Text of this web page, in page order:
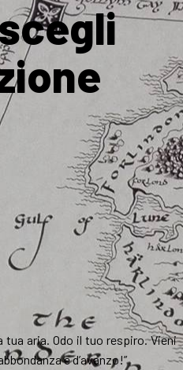
tua aria. Odo il tuo respiro. Vieni
e d’avanzo!”